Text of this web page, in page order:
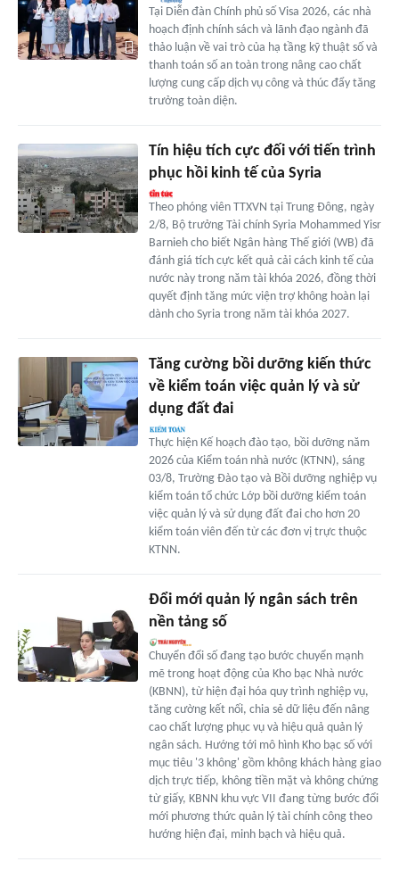
Tại Diễn đàn Chính phủ số Visa 2026, các nhà
hoạch định chính sách và lãnh đạo ngành đã
thảo luận về vai trò của hạ tầng kỹ thuật số và
thanh toán số an toàn trong nâng cao chất
lượng cung cấp dịch vụ công và thúc đẩy tăng
trưởng toàn diện.
Tín hiệu tích cực đối với tiến trình
phục hồi kinh tế của Syria
Theo phóng viên TTXVN tại Trung Đông, ngày
2/8, Bộ trưởng Tài chính Syria Mohammed Yisr
Barnieh cho biết Ngân hàng Thế giới (WB) đã
đánh giá tích cực kết quả cải cách kinh tế của
nước này trong năm tài khóa 2026, đồng thời
quyết định tăng mức viện trợ không hoàn lại
dành cho Syria trong năm tài khóa 2027.
Tăng cường bồi dưỡng kiến thức
về kiểm toán việc quản lý và sử
dụng đất đai
Thực hiện Kế hoạch đào tạo, bồi dưỡng năm
2026 của Kiểm toán nhà nước (KTNN), sáng
03/8, Trường Đào tạo và Bồi dưỡng nghiệp vụ
kiểm toán tổ chức Lớp bồi dưỡng kiểm toán
việc quản lý và sử dụng đất đai cho hơn 20
kiểm toán viên đến từ các đơn vị trực thuộc
KTNN.
Đổi mới quản lý ngân sách trên
nền tảng số
Chuyển đổi số đang tạo bước chuyển mạnh
mẽ trong hoạt động của Kho bạc Nhà nước
(KBNN), từ hiện đại hóa quy trình nghiệp vụ,
tăng cường kết nối, chia sẻ dữ liệu đến nâng
cao chất lượng phục vụ và hiệu quả quản lý
ngân sách. Hướng tới mô hình Kho bạc số với
mục tiêu '3 không' gồm không khách hàng giao
dịch trực tiếp, không tiền mặt và không chứng
từ giấy, KBNN khu vực VII đang từng bước đổi
mới phương thức quản lý tài chính công theo
hướng hiện đại, minh bạch và hiệu quả.